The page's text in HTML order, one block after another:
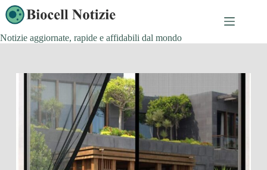
Salta
al
contenuto
Notizie aggiornate, rapide e affidabili dal mondo